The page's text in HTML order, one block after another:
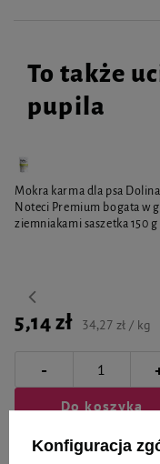
To także
pupila
Mokra karma dla psa Dolina
Noteci Premium bogata w
ziemniakami saszetka 150 g
5,14 zł 34,27 zł / kg
-
Do koszyka
Konfiguracja